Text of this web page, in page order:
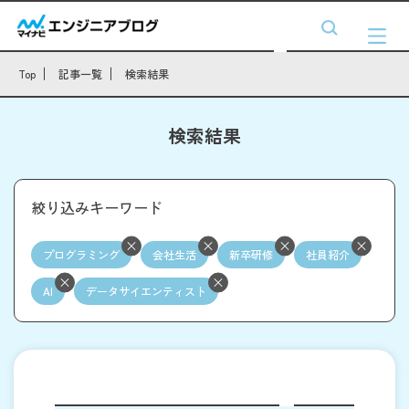
Top 記事一覧 検索結果
検索結果
絞り込みキーワード
プログラミング 会社生活 新卒研修 社員紹介
AI データサイエンティスト